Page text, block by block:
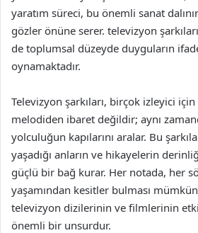
yaratım süreci, bu önemli sanat
gözler önüne serer. televizyon
de toplumsal düzeyde duyguların
oynamaktadır.
Televizyon şarkıları, birçok izleyici
melodiden ibaret değildir; aynı
yolculuğun kapılarını aralar. Bu
yaşadığı anların ve hikayelerin
güçlü bir bağ kurar. Her notada, her
yaşamından kesitler bulması
televizyon dizilerinin ve filmlerinin
önemli bir unsurdur.